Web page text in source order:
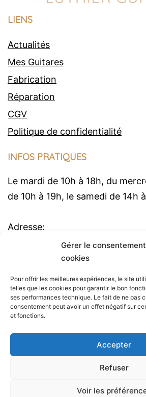
Gérer le
cookies
Pour offrir les meilleures expériences, le site
telles que les cookies pour garantir le bon
ses performances technique. Le fait de ne pas
consentement peut avoir un effet négatif sur
et fonctions.
Accepter
Refuser
Voir les
LIENS
Actualités
Mes Guitares
Fabrication
Réparation
CGV
Politique de confidentialité
INFOS PRATIQUES
Le mardi de 10h à 18h, du
de 10h à 19h, le samedi de 14h
Adresse:
99 rue de l'amiral Courbet 59170
ME CONTACTER
Besoin de plus d'informations ?
me contacter !